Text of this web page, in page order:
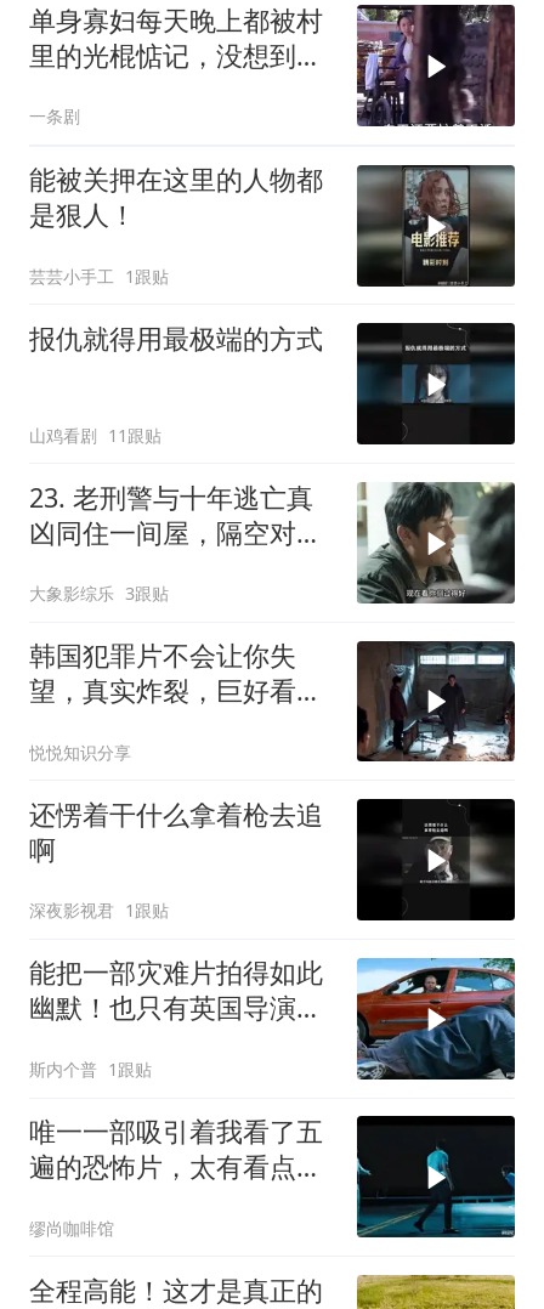
单身寡妇每天晚上都被村
里的光棍惦记，没想到她
一条剧
能被关押在这里的人物都
是狠人！
芸芸小手工 1跟贴
报仇就得用最极端的方式
山鸡看剧 11跟贴
23. 老刑警与十年逃亡真
凶同住一间屋，隔空对视
大象影综乐 3跟贴
韩国犯罪片不会让你失
望，真实炸裂，巨好看！
悦悦知识分享
还愣着干什么拿着枪去追
啊
深夜影视君 1跟贴
能把一部灾难片拍得如此
幽默！也只有英国导演才
斯内个普 1跟贴
唯一一部吸引着我看了五
遍的恐怖片，太有看点
缪尚咖啡馆
全程高能！这才是真正的